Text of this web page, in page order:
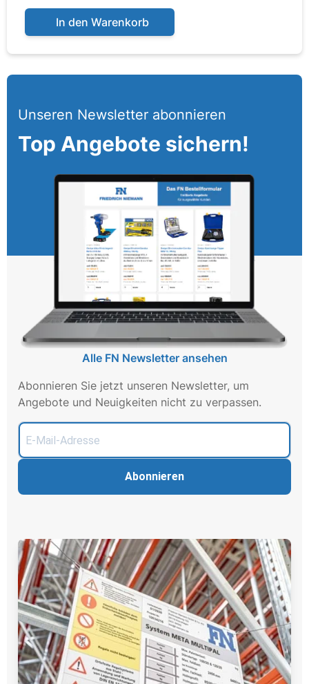
In den Warenkorb
Unseren Newsletter abonnieren
Top Angebote sichern!
Abonnieren Sie jetzt unseren Newsletter, um
Angebote und Neuigkeiten nicht zu verpassen.
Abonnieren
Alle FN Newsletter ansehen